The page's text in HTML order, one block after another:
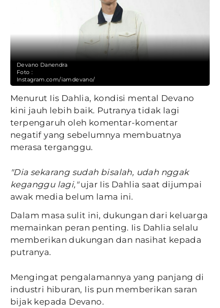
Devano Danendra
Foto :
Instagram.com/iamdevano/
Menurut Iis Dahlia, kondisi mental Devano
kini jauh lebih baik. Putranya tidak lagi
terpengaruh oleh komentar-komentar
negatif yang sebelumnya membuatnya
merasa terganggu.
"Dia sekarang sudah bisalah, udah nggak
keganggu lagi,"ujar Iis Dahlia saat dijumpai
awak media belum lama ini.
Dalam masa sulit ini, dukungan dari keluarga
memainkan peran penting. Iis Dahlia selalu
memberikan dukungan dan nasihat kepada
putranya.
Mengingat pengalamannya yang panjang di
industri hiburan, Iis pun memberikan saran
bijak kepada Devano.